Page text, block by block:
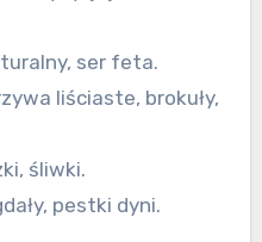
ser feta.
liściaste, brokuły,
śliwki.
pestki dyni.